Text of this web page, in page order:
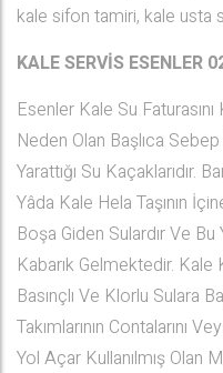
kale sifon tamiri, kale usta
KALE SERVİS ESENLER
Esenler Kale Su
Neden Olan Başlıca
Yarattığı Su
Yâda Kale Hela Taşının
Boşa Giden Sulardır Ve
Kabarık Gelmektedir.
Basınçlı Ve Klorlu Sulara
Takımlarının Contalarını
Yol Açar Kullanılmış Olan